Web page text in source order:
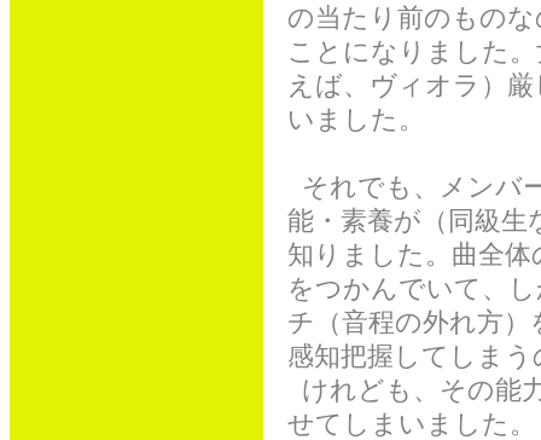
の当たり前のもの
ことになりました
えば、ヴィオラ）
いました。
それでも、メンバ
能・素養が（同級
知りました。曲全
をつかんでいて、
チ（音程の外れ方
感知把握してしま
けれども、その能
せてしまいました。